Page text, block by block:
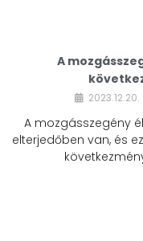
A
2023.12.20.
A mozgásszegény
elterjedőben van, és